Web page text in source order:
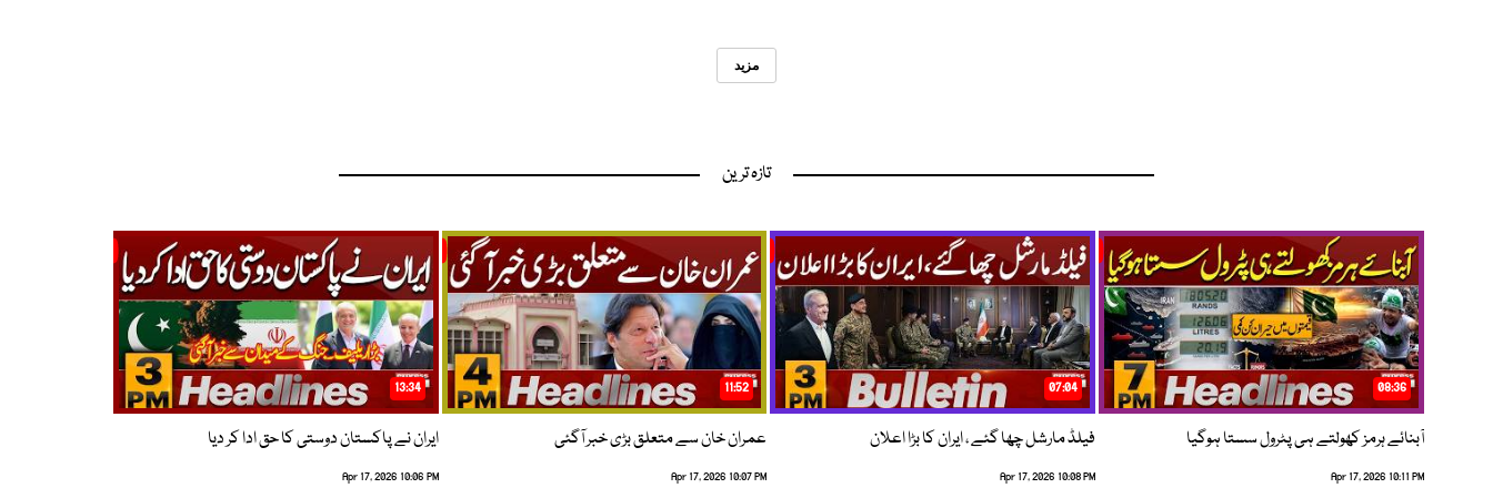
مزید
تازہ ترین
08:36
آبنائے ہرمز کھولتے ہی پٹرول سستا ہوگیا
Apr 17, 2026 10:11 PM
07:04
فیلڈ مارشل چھا گئے ، ایران کا بڑا اعلان
Apr 17, 2026 10:08 PM
11:52
عمران خان سے متعلق بڑی خبر آگئی
Apr 17, 2026 10:07 PM
13:34
ایران نے پاکستان دوستی کا حق ادا کر دیا
Apr 17, 2026 10:06 PM